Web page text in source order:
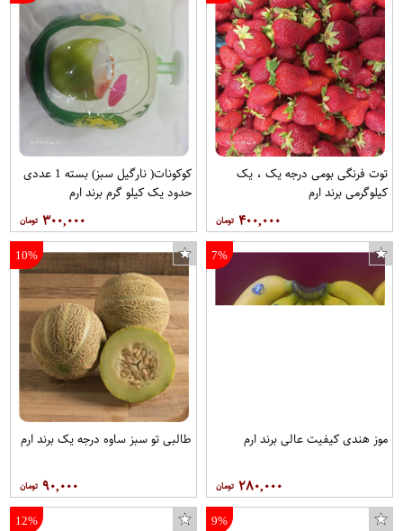
توت فرنگی بومی درجه یک ، یک
کیلوگرمی برند ارم
۴۰۰,۰۰۰
کوکونات( نارگیل سبز) بسته 1 عددی
حدود یک کیلو گرم برند ارم
۳۰۰,۰۰۰
7%
موز هندی کیفیت عالی برند ارم
۲۸۰,۰۰۰
10%
طالبی تو سبز ساوه درجه یک برند ارم
۹۰,۰۰۰
9%
12%